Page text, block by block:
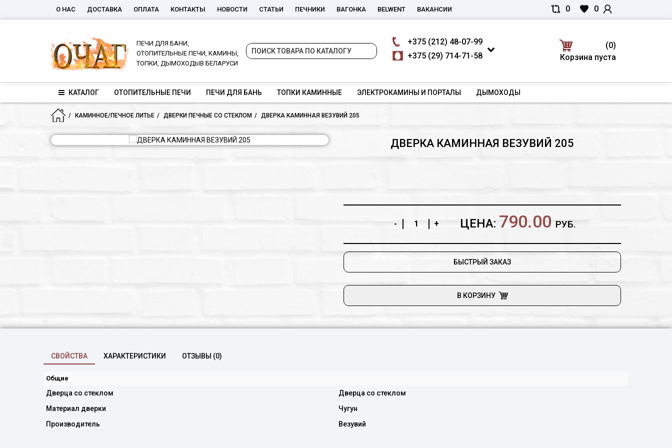
О НАС ДОСТАВКА ОПЛАТА КОНТАКТЫ НОВОСТИ СТАТЬИ ПЕЧНИКИ ВАГОНКА BELWENT ВАКАНСИИ 0 0
ПЕЧИ ДЛЯ БАНИ,
ОТОПИТЕЛЬНЫЕ ПЕЧИ, КАМИНЫ,
ТОПКИ, ДЫМОХОДЫВ БЕЛАРУСИ
+375 (212) 48-07-99
+375 (29) 714-71-58
(0)
Корзина пуста
КАТАЛОГ ОТОПИТЕЛЬНЫЕ ПЕЧИ ПЕЧИ ДЛЯ БАНЬ ТОПКИ КАМИННЫЕ ЭЛЕКТРОКАМИНЫ И ПОРТАЛЫ ДЫМОХОДЫ
КАМИННОЕ/ПЕЧНОЕ ЛИТЬЕ ДВЕРКИ ПЕЧНЫЕ СО СТЕКЛОМ ДВЕРКА КАМИННАЯ ВЕЗУВИЙ 205
Грузим... ДВЕРКА КАМИННАЯ ВЕЗУВИЙ 205
+
- ЦЕНА: 790.00 РУБ.
БЫСТРЫЙ ЗАКАЗ
В КОРЗИНУ
СВОЙСТВА ХАРАКТЕРИСТИКИ ОТЗЫВЫ (0)
Общие
Дверца со стеклом
Дверца со стеклом
Материал дверки
Чугун
Производитель
Везувий